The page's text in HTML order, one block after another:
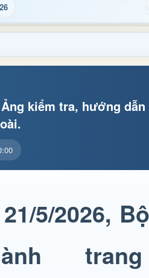
chính và tin tức địa phương
kiểm tra, hướng
5/2026,